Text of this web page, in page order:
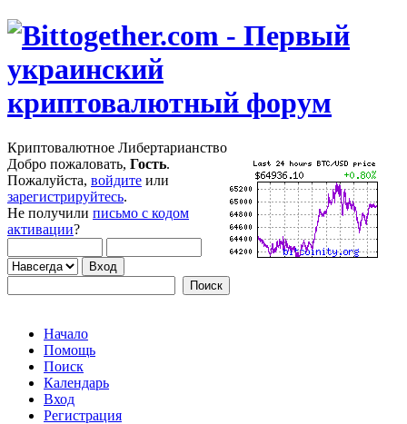
Криптовалютное Либертарианство
Добро пожаловать, Гость.
Пожалуйста, войдите или
зарегистрируйтесь.
Не получили письмо с кодом
активации?
Начало
Помощь
Поиск
Календарь
Вход
Регистрация